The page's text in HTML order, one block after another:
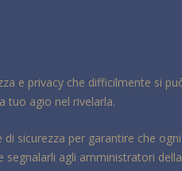
e privacy che difficilmente si
tuo agio nel rivelarla.
sicurezza per garantire che
agli amministratori